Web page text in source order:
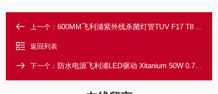
上一个： 600MM飞利浦紫外线杀菌灯管TUV F17 T8 16.7W/18W
返回列表
下一个： 防水电源飞利浦LED驱动 Xitanium 50W 0.70A 230V